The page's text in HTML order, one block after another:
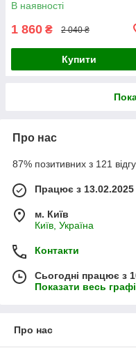
В наявності
1 860 ₴ 2 040 ₴
Купити
Про нас
87% позитивних з 121
Працює з 13.02.2025
м. Київ
Київ, Україна
Контакти
Сьогодні працює з
Показати весь
Про нас